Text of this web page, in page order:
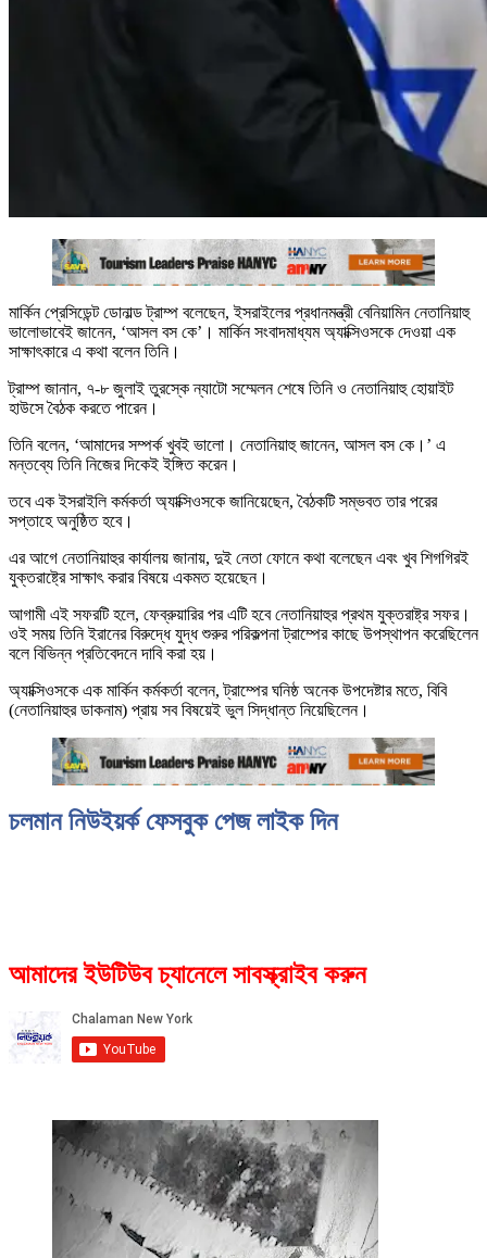
মার্কিন প্রেসিডেন্ট ডোনাল্ড ট্রাম্প বলেছেন, ইসরাইলের প্রধানমন্ত্রী বেনিয়ামিন নেতানিয়াহু
ভালোভাবেই জানেন, ‘আসল বস কে’। মার্কিন সংবাদমাধ্যম অ্যাক্সিওসকে দেওয়া এক
সাক্ষাৎকারে এ কথা বলেন তিনি।
ট্রাম্প জানান, ৭-৮ জুলাই তুরস্কে ন্যাটো সম্মেলন শেষে তিনি ও নেতানিয়াহু হোয়াইট
হাউসে বৈঠক করতে পারেন।
তিনি বলেন, ‘আমাদের সম্পর্ক খুবই ভালো। নেতানিয়াহু জানেন, আসল বস কে।’ এ
মন্তব্যে তিনি নিজের দিকেই ইঙ্গিত করেন।
তবে এক ইসরাইলি কর্মকর্তা অ্যাক্সিওসকে জানিয়েছেন, বৈঠকটি সম্ভবত তার পরের
সপ্তাহে অনুষ্ঠিত হবে।
এর আগে নেতানিয়াহুর কার্যালয় জানায়, দুই নেতা ফোনে কথা বলেছেন এবং খুব শিগগিরই
যুক্তরাষ্ট্রে সাক্ষাৎ করার বিষয়ে একমত হয়েছেন।
আগামী এই সফরটি হলে, ফেব্রুয়ারির পর এটি হবে নেতানিয়াহুর প্রথম যুক্তরাষ্ট্র সফর।
ওই সময় তিনি ইরানের বিরুদ্ধে যুদ্ধ শুরুর পরিকল্পনা ট্রাম্পের কাছে উপস্থাপন করেছিলেন
বলে বিভিন্ন প্রতিবেদনে দাবি করা হয়।
অ্যাক্সিওসকে এক মার্কিন কর্মকর্তা বলেন, ট্রাম্পের ঘনিষ্ঠ অনেক উপদেষ্টার মতে, বিবি
(নেতানিয়াহুর ডাকনাম) প্রায় সব বিষয়েই ভুল সিদ্ধান্ত নিয়েছিলেন।
চলমান নিউইয়র্ক ফেসবুক পেজ লাইক দিন
আমাদের ইউটিউব চ্যানেলে সাবস্ক্রাইব করুন